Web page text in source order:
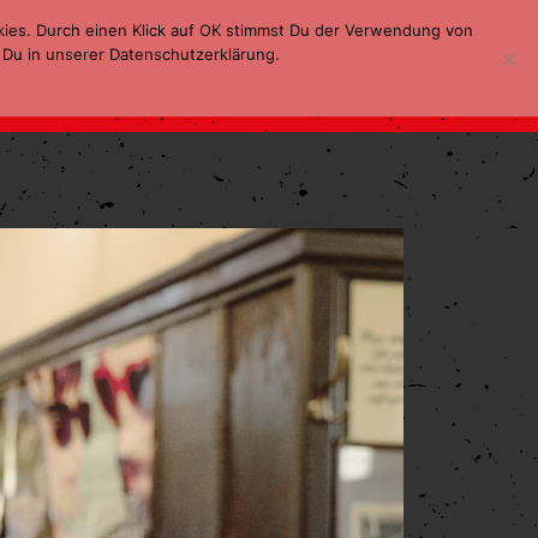
Durch einen Klick auf OK stimmst Du der Verwendung von
in unserer Datenschutzerklärung.